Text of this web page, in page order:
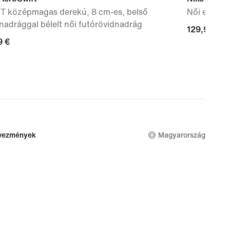
középmagas derekú, 8 cm-es, belső
bélelt női futórövidnadrág
€
Női
129,99
129,99 €
Magyarország